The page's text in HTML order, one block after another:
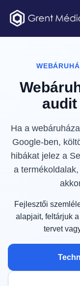
Ha a
Google-ben,
hibákat jelez a
a
Fejlesztői
alapjait, feltárjuk
tervet